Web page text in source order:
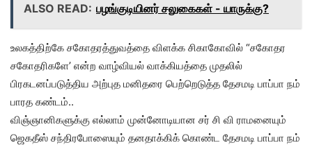
ALSO READ: பழங்குடியினர் சலுகைகள் - யாருக்கு?
உலகத்திற்கே சகோதரத்துவத்தை விளக்க சிகாகோவில் “சகோதர
சகோதரிகளே’ என்ற வாழ்வியல் வாக்கியத்தை முதலில்
பிரகடனப்படுத்திய அற்புத மனிதரை பெற்றெடுத்த தேசமடி பாப்பா நம்
பாரத கண்டம்..
விஞ்ஞானிகளுக்கு எல்லாம் முன்னோடியான சர் சி வி ராமனையும்
ஜெகதீஸ் சந்திரபோஸையும் தனதாக்கிக் கொண்ட தேசமடி பாப்பா நம்